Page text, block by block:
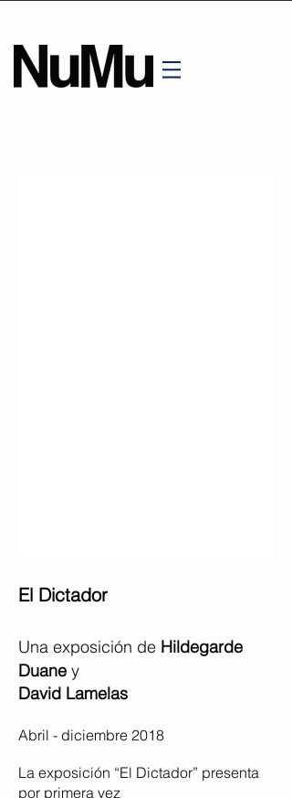
El Dictador
Una exposición de Hildegarde
Duane y
David Lamelas
Abril - diciembre 2018
La exposición “El Dictador” presenta
por primera vez